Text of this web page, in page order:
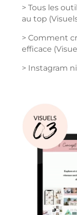
> Tous les
au top
> Comment
efficace
> Instagram